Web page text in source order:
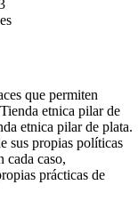
que permiten
etnica pilar de
etnica pilar de plata.
sus propias políticas
cada caso,
prácticas de